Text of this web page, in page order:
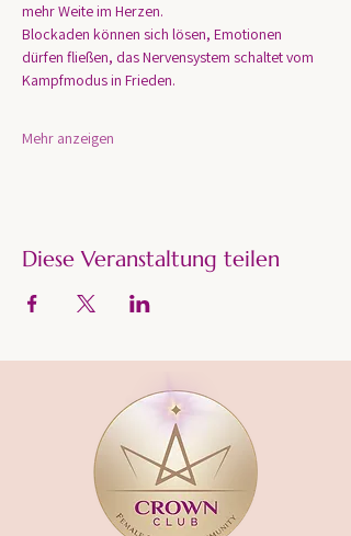
mehr Weite im Herzen.
Blockaden können sich lösen, Emotionen
dürfen fließen, das Nervensystem schaltet vom
Kampfmodus in Frieden.
Mehr anzeigen
Diese Veranstaltung teilen